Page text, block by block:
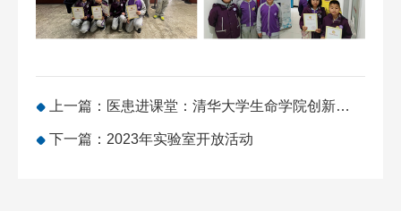
上一篇：医患进课堂：清华大学生命学院创新人才培养的新举措
下一篇：2023年实验室开放活动